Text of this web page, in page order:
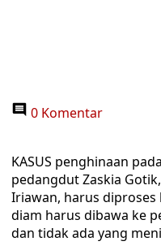
0 Komentar
KASUS penghinaan
pedangdut Zaskia
Iriawan, harus diproses
diam harus dibawa ke
dan tidak ada yang